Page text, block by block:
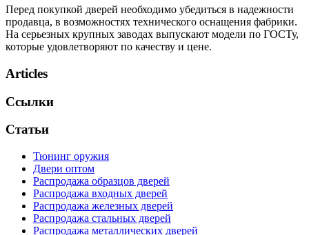
Перед покупкой дверей необходимо убедиться в надежности
продавца, в возможностях технического оснащения фабрики.
На серьезных крупных заводах выпускают модели по ГОСТу,
которые удовлетворяют по качеству и цене.
Articles
Ссылки
Статьи
Тюнинг оружия
Двери оптом
Распродажа образцов дверей
Распродажа входных дверей
Распродажа железных дверей
Распродажа стальных дверей
Распродажа металлических дверей